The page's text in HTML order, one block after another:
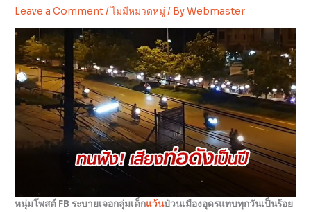
Leave a Comment/ไม่มีหมวดหมู่ / ByWebmaster
หนุ่มโพสต์ FB ระบายเจอกลุ่มเด็กแว้นป่วนเมืองอุดรแทบทุกวันเป็นร้อย